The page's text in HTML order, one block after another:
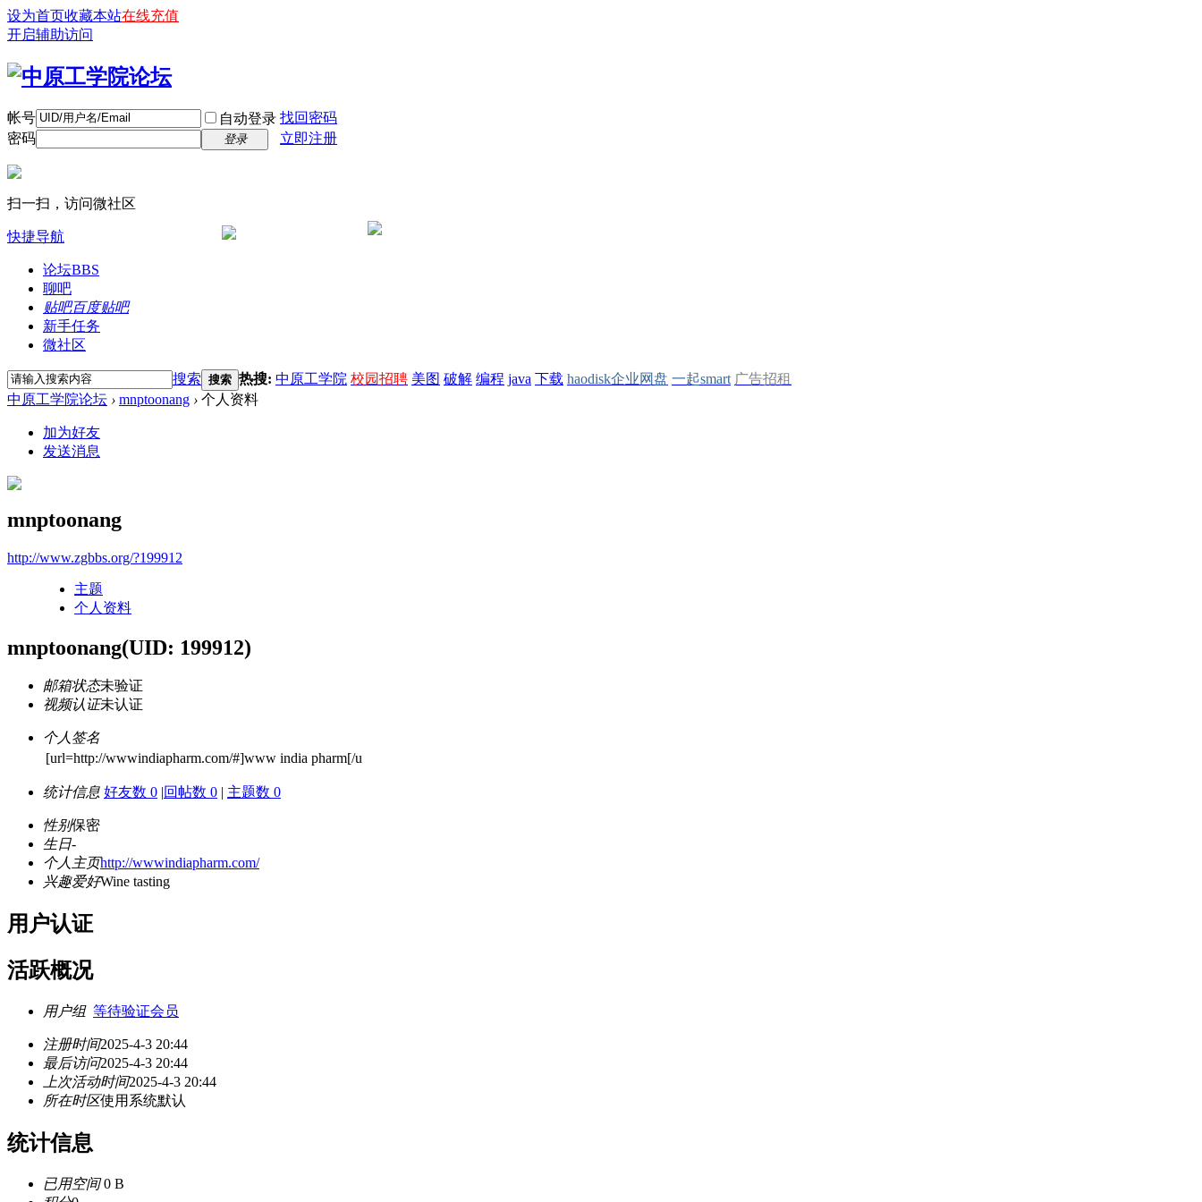
设为首页收藏本站在线充值
开启辅助访问
帐号 自动登录 找回密码
密码
登录 立即注册
扫一扫，访问微社区
快捷导航
论坛BBS
聊吧
贴吧百度贴吧
新手任务
微社区
搜索 搜索 热搜: 中原工学院 校园招聘 美图 破解 编程 java 下载 haodisk企业网盘 一起smart 广告招租
中原工学院论坛 › mnptoonang › 个人资料
加为好友
发送消息
mnptoonang
http://www.zgbbs.org/?199912
主题
个人资料
mnptoonang(UID: 199912)
邮箱状态未验证
视频认证未认证
个人签名
[url=http://wwwindiapharm.com/#]www india pharm[/u
统计信息 好友数 0 |回帖数 0 | 主题数 0
性别保密
生日-
个人主页http://wwwindiapharm.com/
兴趣爱好Wine tasting
用户认证
活跃概况
用户组 等待验证会员
注册时间2025-4-3 20:44
最后访问2025-4-3 20:44
上次活动时间2025-4-3 20:44
所在时区使用系统默认
统计信息
已用空间0 B